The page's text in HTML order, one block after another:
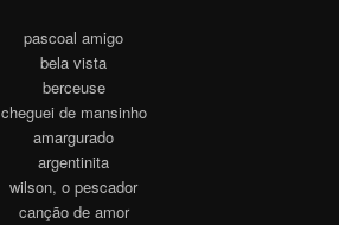
pascoal amigo
bela vista
berceuse
cheguei de mansinho
amargurado
argentinita
wilson, o pescador
canção de amor